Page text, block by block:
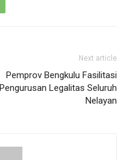
Next article
Pemprov Bengkulu Fasilitasi
Pengurusan Legalitas Seluruh
Nelayan